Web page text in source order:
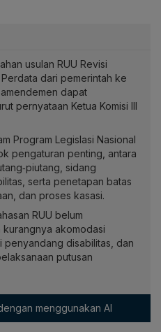
usulan RUU Revisi
dari pemerintah ke
dapat
pernyataan Ketua Komisi III
Program Legislasi Nasional
pengaturan penting, antara
sidang
serta penetapan batas
dan proses kasasi.
RUU belum
kurangnya akomodasi
disabilitas, dan
putusan
menggunakan AI